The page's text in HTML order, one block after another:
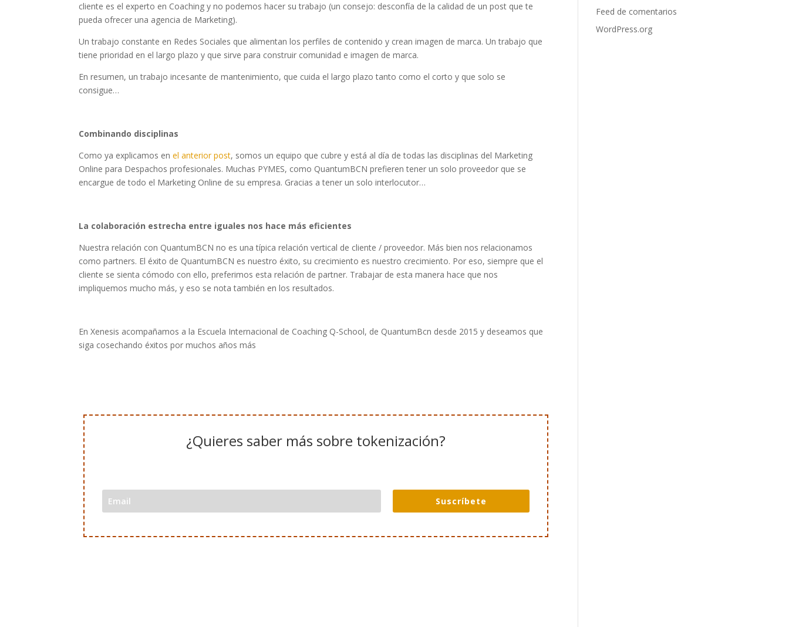
cliente es el experto en Coaching y no podemos hacer su trabajo (un consejo: desconfía de la calidad de un post que te
pueda ofrecer una agencia de Marketing).
Un trabajo constante en Redes Sociales que alimentan los perfiles de contenido y crean imagen de marca. Un trabajo que
tiene prioridad en el largo plazo y que sirve para construir comunidad e imagen de marca.
En resumen, un trabajo incesante de mantenimiento, que cuida el largo plazo tanto como el corto y que solo se
consigue…
Combinando disciplinas
Como ya explicamos enel anterior post, somos un equipo que cubre y está al día de todas las disciplinas del Marketing
Online para Despachos profesionales. Muchas PYMES, como QuantumBCN prefieren tener un solo proveedor que se
encargue de todo el Marketing Online de su empresa. Gracias a tener un solo interlocutor…
La colaboración estrecha entre iguales nos hace más eficientes
Nuestra relación con QuantumBCN no es una típica relación vertical de cliente / proveedor. Más bien nos relacionamos
como partners. El éxito de QuantumBCN es nuestro éxito, su crecimiento es nuestro crecimiento. Por eso, siempre que el
cliente se sienta cómodo con ello, preferimos esta relación de partner. Trabajar de esta manera hace que nos
impliquemos mucho más, y eso se nota también en los resultados.
En Xenesis acompañamos a la Escuela Internacional de Coaching Q-School, de QuantumBcn desde 2015 y deseamos que
siga cosechando éxitos por muchos años más
¿Quieres saber más sobre tokenización?
Suscríbete
Feed de comentarios
WordPress.org